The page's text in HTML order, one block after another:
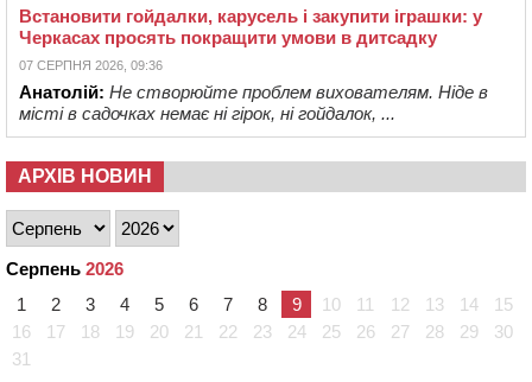
Встановити гойдалки, карусель і закупити іграшки: у
Черкасах просять покращити умови в дитсадку
07 СЕРПНЯ 2026, 09:36
Анатолій: Не створюйте проблем вихователям. Ніде в
місті в садочках немає ні гірок, ні гойдалок, ...
АРХІВ НОВИН
Серпень 2026
1
2 3 4 5 6 7 8 9 10 11 12 13 14
15
16
17 18 19 20 21 22 23 24 25 26 27 28 29
30
31